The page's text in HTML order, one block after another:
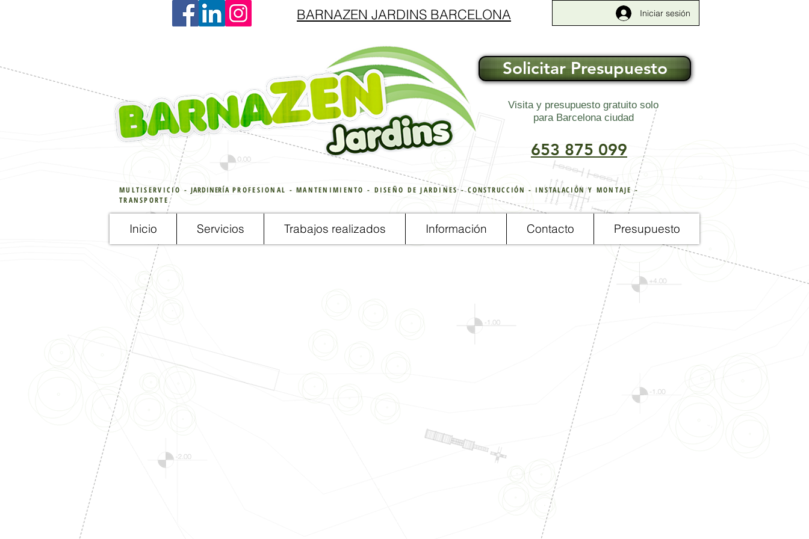
BARNAZEN JARDINS BARCELONA Iniciar sesión
Solicitar Presupuesto
Visita y presupuesto gratuito solo
para Barcelona ciudad
653 875 099
MULTISERVICIO -JARDINERÍAPROFESIONAL - MANTENIMIENTO - DISEÑO DE JARDINES -CONSTRUCCIÓN - INSTALACIÓNY MONTAJE -
TRANSPORTE
Inicio Servicios Trabajos realizados Información Contacto Presupuesto